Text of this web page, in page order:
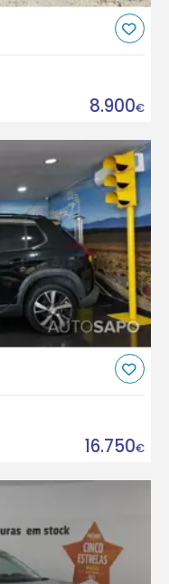
8.900€
16.750€